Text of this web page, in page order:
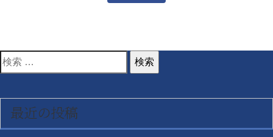
検
対
象:最近の投稿